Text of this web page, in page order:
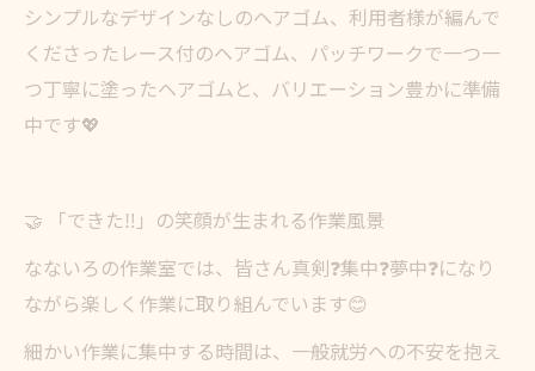
シンプルなデザインなしのヘアゴム、利用者様が編んで
くださったレース付のヘアゴム、パッチワークで一つ一
つ丁寧に塗ったヘアゴムと、バリエーション豊かに準備
中です💖
🤝 「できた‼️」の笑顔が生まれる作業風景
なないろの作業室では、皆さん真剣❓集中❓夢中❓になり
ながら楽しく作業に取り組んでいます😊
細かい作業に集中する時間は、一般就労への不安を抱え